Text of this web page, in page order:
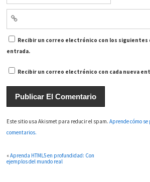
Recibir un correo electrónico con los siguientes
entrada.
Recibir un correo electrónico con cada nueva
Este sitio usa Akismet para reducir el spam.Aprende cómo
comentarios.
«Aprenda HTML5 en profundidad: Con
ejemplos del mundo real